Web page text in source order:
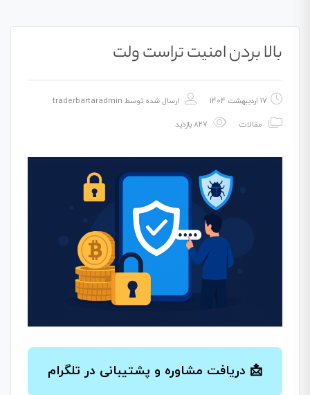
بالا بردن امنیت تراست ولت
17 اردیبهشت 1404 ارسال شده توسط traderbartaradmin
مقالات
📩 دریافت مشاوره و پشتیبانی در تلگرام